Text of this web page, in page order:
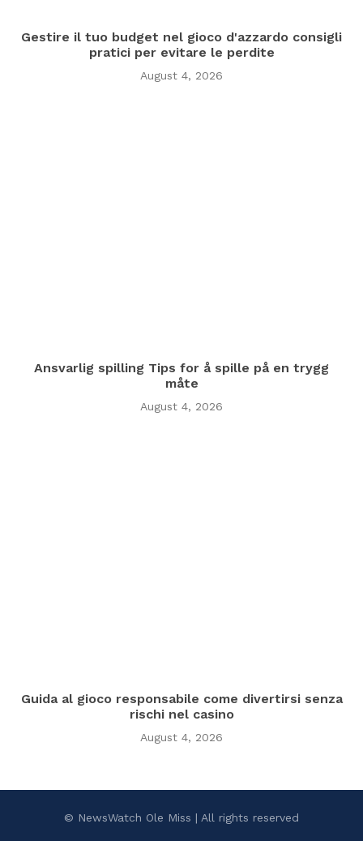
Gestire il tuo budget nel gioco d'azzardo consigli
pratici per evitare le perdite
August 4, 2026
Ansvarlig spilling Tips for å spille på en trygg
måte
August 4, 2026
Guida al gioco responsabile come divertirsi senza
rischi nel casino
August 4, 2026
© NewsWatch Ole Miss | All rights reserved